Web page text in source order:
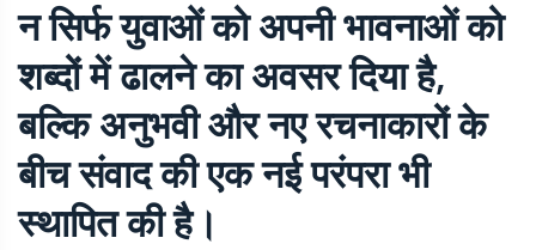
न सिर्फ युवाओं को अपनी भावनाओं को
शब्दों में ढालने का अवसर दिया है,
बल्कि अनुभवी और नए रचनाकारों के
बीच संवाद की एक नई परंपरा भी
स्थापित की है।